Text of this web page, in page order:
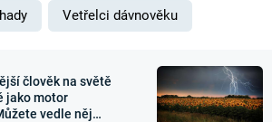
Zajímavosti
Vetřelci dávnověku
člověk na světě
jako motor
vedle něj